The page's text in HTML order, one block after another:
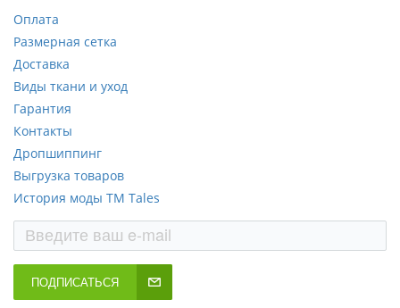
Оплата
Размерная сетка
Доставка
Виды ткани и уход
Гарантия
Контакты
Дропшиппинг
Выгрузка товаров
История моды ТМ Tales
ПОДПИСАТЬСЯ